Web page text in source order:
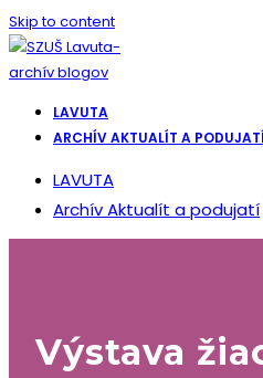
Skip to content
LAVUTA
ARCHÍV AKTUALÍT A PODUJATÍ
LAVUTA
Archív Aktualít a podujatí
Výstava